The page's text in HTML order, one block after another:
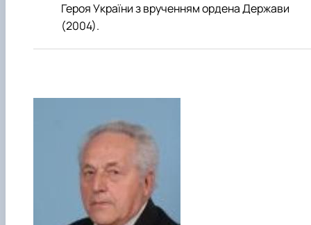
Героя України з врученням ордена Держави
(2004).